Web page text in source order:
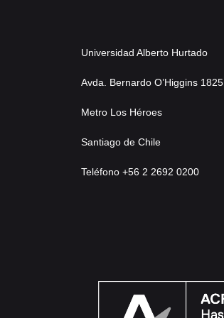
Universidad Alberto Hurtado
Avda. Bernardo O’Higgins 1825
Metro Los Héroes
Santiago de Chile
Teléfono +56 2 2692 0200